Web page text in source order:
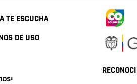
TE ESCUCHA
DE USO